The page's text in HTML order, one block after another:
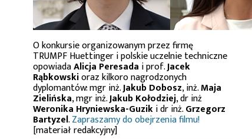
O konkursie organizowanym przez firmę
TRUMPF Huettinger i polskie uczelnie techniczne
opowiadaAlicja Peresada i prof.Jacek
Rąbkowskioraz kilkoro nagrodzonych
dyplomantów: mgr inż.Jakub Dobosz, inż.Maja
Zielińska, mgr inż.Jakub Kołodziej, dr inż
Weronika Hryniewska-Guziki dr inż.Grzegorz
Bartyzel.Zapraszamy do obejrzenia filmu!
[materiał redakcyjny]